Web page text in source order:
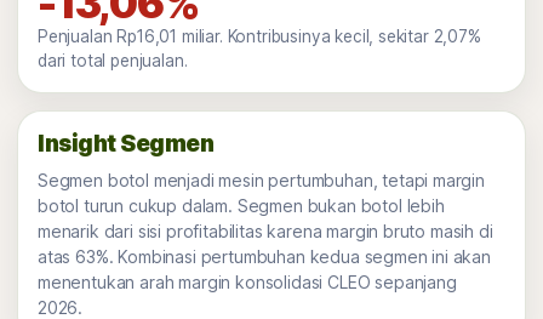
Penjualan Rp16,01 miliar. Kontribusinya kecil, sekitar 2,07%
dari total penjualan.
Insight Segmen
Segmen botol menjadi mesin pertumbuhan, tetapi margin
botol turun cukup dalam. Segmen bukan botol lebih
menarik dari sisi profitabilitas karena margin bruto masih di
atas 63%. Kombinasi pertumbuhan kedua segmen ini akan
menentukan arah margin konsolidasi CLEO sepanjang
2026.